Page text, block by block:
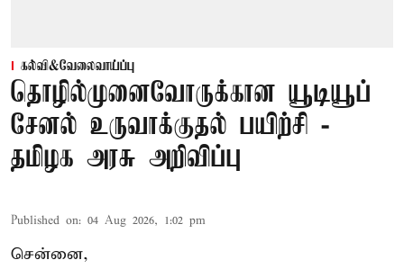
கல்வி&வேலைவாய்ப்பு
தொழில்முனைவோருக்கான யூடியூப்
சேனல் உருவாக்குதல் பயிற்சி -
தமிழக அரசு அறிவிப்பு
Published on: 04 Aug 2026, 1:02 pm
சென்னை,